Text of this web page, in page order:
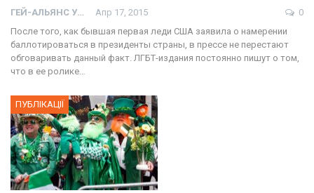
ГЕЙ-АЛЬЯНС УКРАИНА Апр 17, 2015
0
После того, как бывшая первая леди США заявила о намерении
баллотироваться в президенты страны, в прессе не перестают
обговаривать данный факт. ЛГБТ-издания постоянно пишут о том,
что в ее ролике…
ПУБЛІКАЦІЇ